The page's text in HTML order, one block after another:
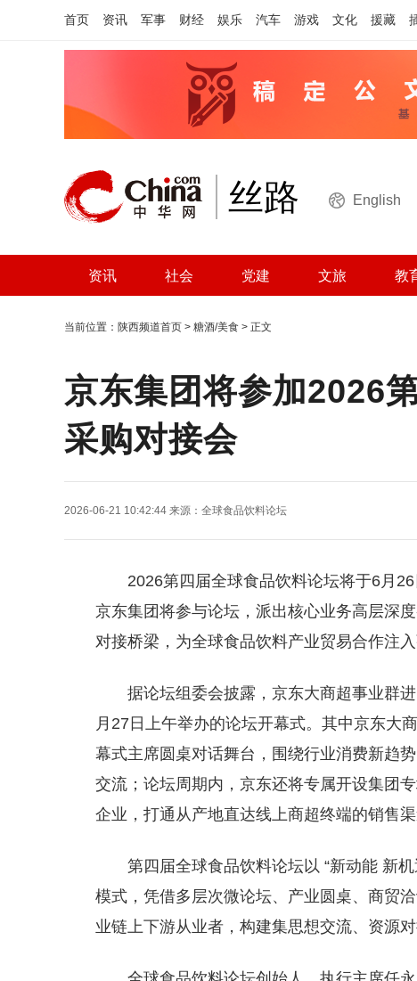
首页 资讯 军事 财经 娱乐 汽车 游戏 文化 援藏
丝路 English
资讯 社会 党建 文旅 教
当前位置： 陕西频道首页 > 糖酒/美食 > 正文
京东集团将参加2026
采购对接会
2026-06-21 10:42:44 来源： 全球食品饮料论坛
2026第四届全球食品饮料论坛将于6月
京东集团将参与论坛，派出核心业务高层深
对接桥梁，为全球食品饮料产业贸易合作注入
据论坛组委会披露，京东大商超事业群
月27日上午举办的论坛开幕式。其中京东大
幕式主席圆桌对话舞台，围绕行业消费新趋
交流；论坛周期内，京东还将专属开设集团
企业，打通从产地直达线上商超终端的销售渠
第四届全球食品饮料论坛以 “新动能 新
模式，凭借多层次微论坛、产业圆桌、商贸
业链上下游从业者，构建集思想交流、资源